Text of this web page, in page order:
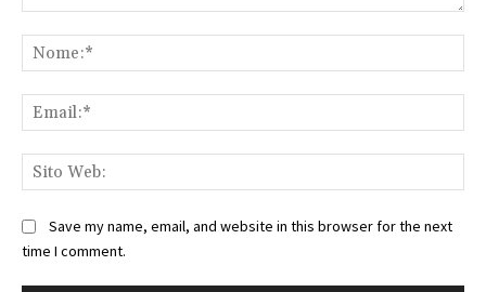
Save my name, email, and website in this browser for the next
time I comment.